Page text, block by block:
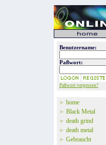
Benutzername:
Paßwort:
Paßwort vergessen?
home
Black Metal
death grind
death metal
Gebraucht